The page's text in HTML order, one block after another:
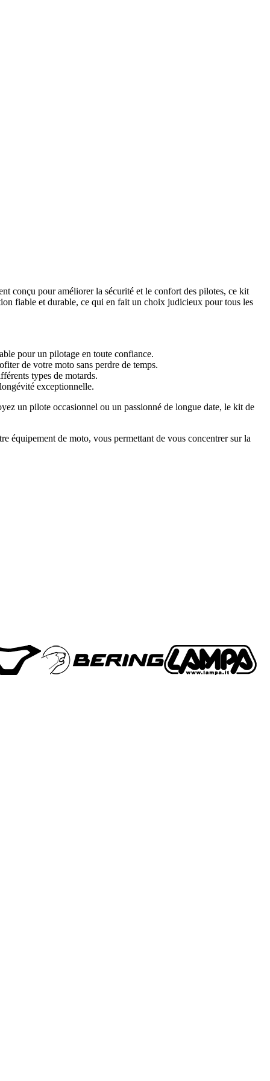
conçu pour améliorer la sécurité et le confort des pilotes, ce kit
fiable et durable, ce qui en fait un choix judicieux pour tous les
pour un pilotage en toute confiance.
de votre moto sans perdre de temps.
types de motards.
exceptionnelle.
un pilote occasionnel ou un passionné de longue date, le kit de
équipement de moto, vous permettant de vous concentrer sur la